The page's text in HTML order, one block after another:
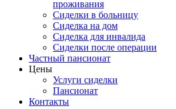
проживания
Сиделки в больницу
Сиделка на дом
Сиделка для инвалида
Сиделки после операции
Частный пансионат
Цены
Услуги сиделки
Пансионат
Контакты